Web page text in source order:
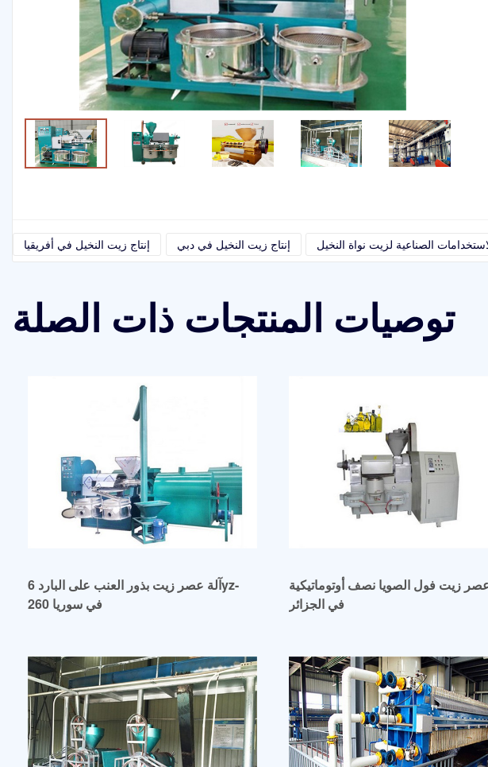
إنتاج زيت النخيل في أفريقيا إنتاج زيت النخيل في دبي الصناعية لزيت نواة النخيل
توصيات المنتجات ذات الصلة
آلة عصر زيت بذور العنب على البارد 6yz-
260 في سوريا
زيت فول الصويا نصف أوتوماتيكية
في الجزائر